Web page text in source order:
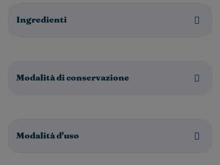
Ingredienti
Modalità di conservazione
Modalità d'uso